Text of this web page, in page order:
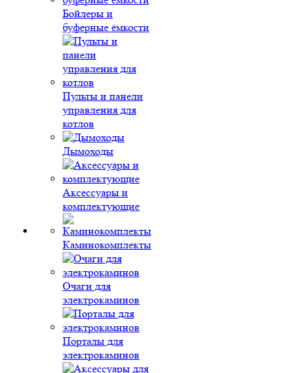
Бойлеры и
буферные ёмкости
Пульты и панели
управления для
котлов
Дымоходы
Аксессуары и
комплектующие
Каминокомплекты
Очаги для
электрокаминов
Порталы для
электрокаминов